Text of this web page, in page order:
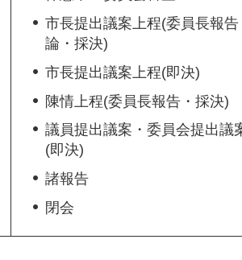
市長提出議案上程(委員長報告
論・採決)
市長提出議案上程(即決)
陳情上程(委員長報告・採決)
議員提出議案・委員会提出議
(即決)
諸報告
閉会